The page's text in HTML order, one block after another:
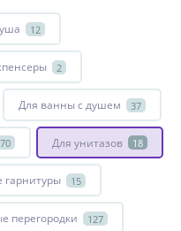
12
2
Для ванны с душем 37
70 Для унитазов 18
15
перегородки 127